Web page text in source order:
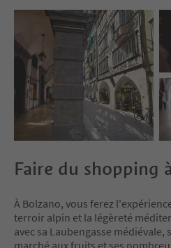
Faire du shopping
À Bolzano, vous ferez
terroir alpin et la légèreté
avec sa Laubengasse
marché aux fruits et ses